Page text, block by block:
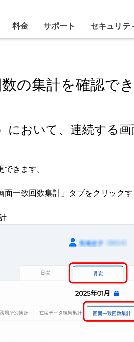
料金 サポート セキュリテ
の集計を確認で
において、連続する
きます。
一致回数集計」タブをクリック